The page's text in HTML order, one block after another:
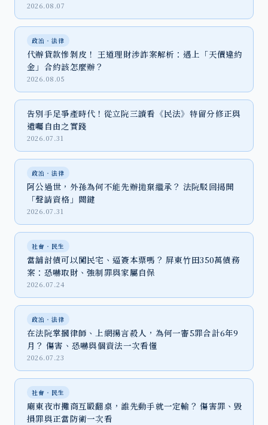
2026.08.07
政治‧法律
代辦貸款慘剝皮！ 王道理財涉詐案解析：遇上「天價違約
金」合約該怎麼辦？
2026.08.05
告別手足爭產時代！從立院三讀看《民法》特留分修正與
遺囑自由之實踐
2026.07.31
政治‧法律
阿公過世，外孫為何不能先辦拋棄繼承？ 法院駁回揭開
「聲請資格」關鍵
2026.07.31
社會‧民生
當舖討債可以闖民宅、逼簽本票嗎？ 屏東竹田350萬債務
案：恐嚇取財、強制罪與家屬自保
2026.07.24
政治‧法律
在法院掌摑律師、上網揚言殺人，為何一審5罪合計6年9
月？ 傷害、恐嚇與個資法一次看懂
2026.07.23
社會‧民生
廟東夜市攤商互毆翻桌，誰先動手就一定輸？ 傷害罪、毀
損罪與正當防衛一次看